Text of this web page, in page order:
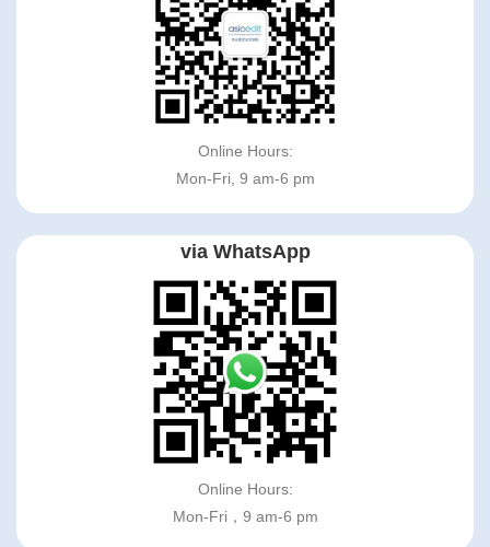
Online Hours:
Mon-Fri, 9 am-6 pm
via WhatsApp
Online Hours:
Mon-Fri，9 am-6 pm